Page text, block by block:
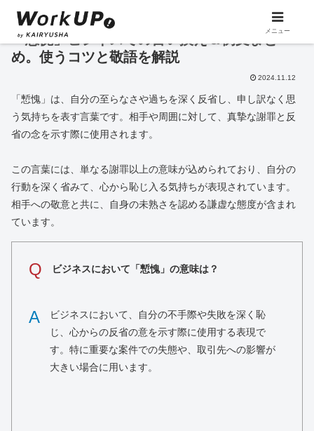
「慙愧」ビジネスでの言い換え＆例文まと
め。使うコツと敬語を解説
2024.11.12
「慙愧」は、自分の至らなさや過ちを深く反省し、申し訳なく思
う気持ちを表す言葉です。相手や周囲に対して、真摯な謝罪と反
省の念を示す際に使用されます。
この言葉には、単なる謝罪以上の意味が込められており、自分の
行動を深く省みて、心から恥じ入る気持ちが表現されています。
相手への敬意と共に、自身の未熟さを認める謙虚な態度が含まれ
ています。
Q ビジネスにおいて「慙愧」の意味は？
A
ビジネスにおいて、自分の不手際や失敗を深く恥
じ、心からの反省の意を示す際に使用する表現で
す。特に重要な案件での失態や、取引先への影響が
大きい場合に用います。
メニュー